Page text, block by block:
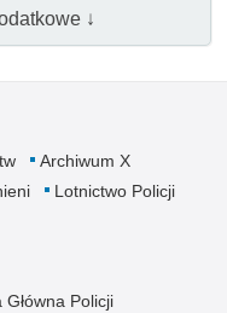
↓
Archiwum X
Lotnictwo Policji
Główna Policji